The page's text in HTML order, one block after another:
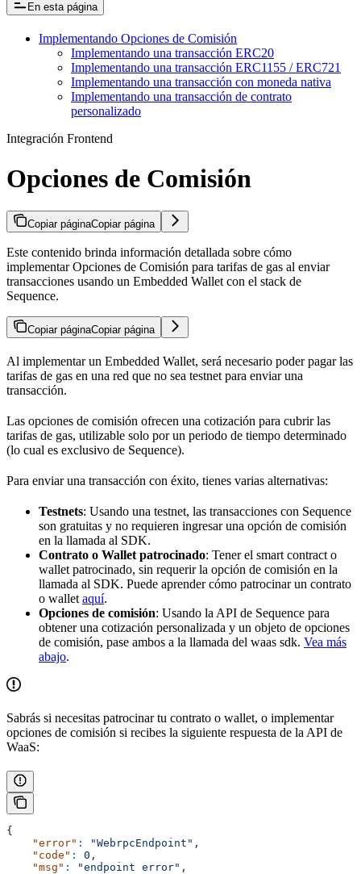
En esta página
Implementando Opciones de Comisión
Implementando una transacción ERC20
Implementando una transacción ERC1155 / ERC721
Implementando una transacción con moneda nativa
Implementando una transacción de contrato
personalizado
Integración Frontend
Opciones de Comisión
Copiar páginaCopiar página
Este contenido brinda información detallada sobre cómo
implementar Opciones de Comisión para tarifas de gas al enviar
transacciones usando un Embedded Wallet con el stack de
Sequence.
Copiar páginaCopiar página
Al implementar un Embedded Wallet, será necesario poder pagar las
tarifas de gas en una red que no sea testnet para enviar una
transacción.
Las opciones de comisión ofrecen una cotización para cubrir las
tarifas de gas, utilizable solo por un periodo de tiempo determinado
(lo cual es exclusivo de Sequence).
Para enviar una transacción con éxito, tienes varias alternativas:
Testnets: Usando una testnet, las transacciones con Sequence
son gratuitas y no requieren ingresar una opción de comisión
en la llamada al SDK.
Contrato o Wallet patrocinado: Tener el smart contract o
wallet patrocinado, sin requerir la opción de comisión en la
llamada al SDK. Puede aprender cómo patrocinar un contrato
o wallet aquí.
Opciones de comisión: Usando la API de Sequence para
obtener una cotización personalizada y un objeto de opciones
de comisión, pase ambos a la llamada del waas sdk. Vea más
abajo.
Sabrás si necesitas patrocinar tu contrato o wallet, o implementar
opciones de comisión si recibes la siguiente respuesta de la API de
WaaS:
{
    "error"
:
"WebrpcEndpoint",
    "code"
:
0,
    "msg"
:
"endpoint error",